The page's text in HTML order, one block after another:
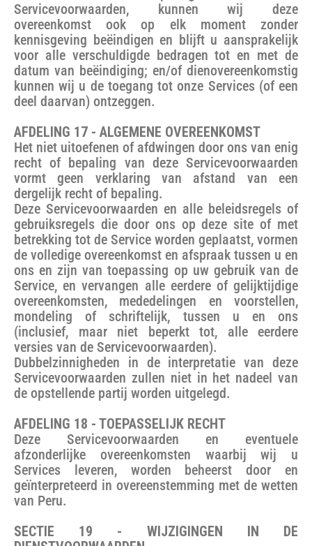
Servicevoorwaarden, kunnen wij deze
overeenkomst ook op elk moment zonder
kennisgeving beëindigen en blijft u aansprakelijk
voor alle verschuldigde bedragen tot en met de
datum van beëindiging; en/of dienovereenkomstig
kunnen wij u de toegang tot onze Services (of een
deel daarvan) ontzeggen.
AFDELING 17 - ALGEMENE OVEREENKOMST
Het niet uitoefenen of afdwingen door ons van enig
recht of bepaling van deze Servicevoorwaarden
vormt geen verklaring van afstand van een
dergelijk recht of bepaling.
Deze Servicevoorwaarden en alle beleidsregels of
gebruiksregels die door ons op deze site of met
betrekking tot de Service worden geplaatst, vormen
de volledige overeenkomst en afspraak tussen u en
ons en zijn van toepassing op uw gebruik van de
Service, en vervangen alle eerdere of gelijktijdige
overeenkomsten, mededelingen en voorstellen,
mondeling of schriftelijk, tussen u en ons
(inclusief, maar niet beperkt tot, alle eerdere
versies van de Servicevoorwaarden).
Dubbelzinnigheden in de interpretatie van deze
Servicevoorwaarden zullen niet in het nadeel van
de opstellende partij worden uitgelegd.
AFDELING 18 - TOEPASSELIJK RECHT
Deze Servicevoorwaarden en eventuele
afzonderlijke overeenkomsten waarbij wij u
Services leveren, worden beheerst door en
geïnterpreteerd in overeenstemming met de wetten
van Peru.
SECTIE 19 - WIJZIGINGEN IN DE